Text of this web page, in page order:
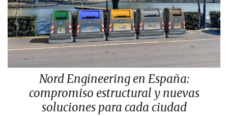
Nord Engineering en España:
compromiso estructural y nuevas
soluciones para cada ciudad